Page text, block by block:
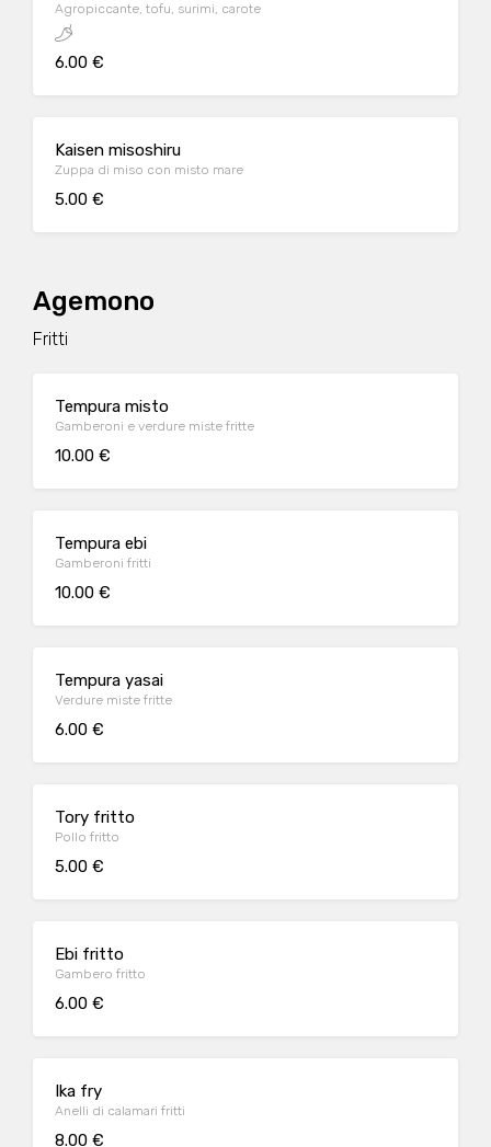
Agropiccante, tofu, surimi, carote
6.00 €
Kaisen misoshiru
Zuppa di miso con misto mare
5.00 €
Agemono
Fritti
Tempura misto
Gamberoni e verdure miste fritte
10.00 €
Tempura ebi
Gamberoni fritti
10.00 €
Tempura yasai
Verdure miste fritte
6.00 €
Tory fritto
Pollo fritto
5.00 €
Ebi fritto
Gambero fritto
6.00 €
Ika fry
Anelli di calamari fritti
8.00 €